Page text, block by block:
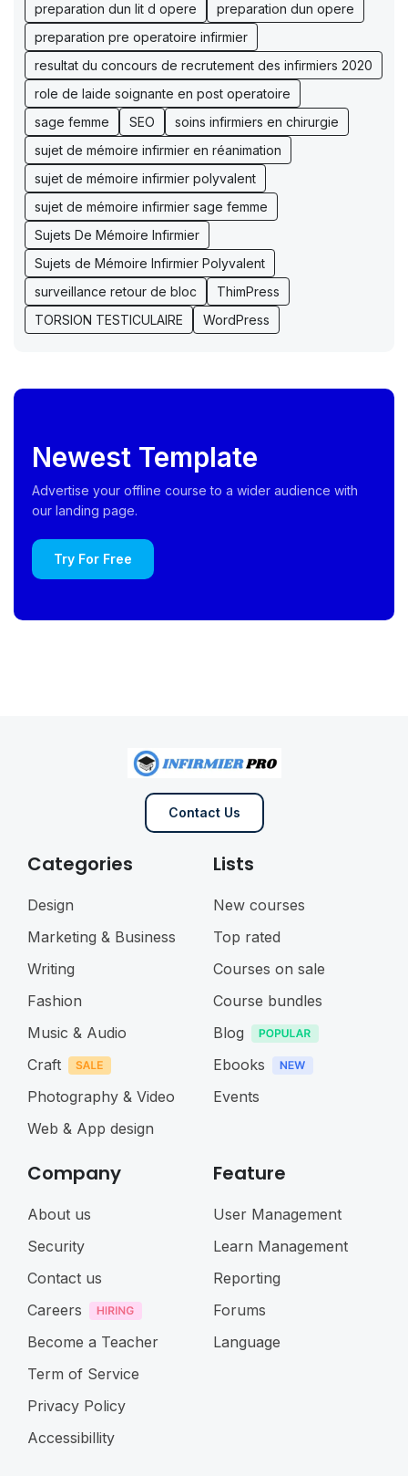
preparation dun lit d opere
preparation dun opere
preparation pre operatoire infirmier
resultat du concours de recrutement des infirmiers 2020
role de laide soignante en post operatoire
sage femme
SEO
soins infirmiers en chirurgie
sujet de mémoire infirmier en réanimation
sujet de mémoire infirmier polyvalent
sujet de mémoire infirmier sage femme
Sujets De Mémoire Infirmier
Sujets de Mémoire Infirmier Polyvalent
surveillance retour de bloc
ThimPress
TORSION TESTICULAIRE
WordPress
Newest Template
Advertise your offline course to a wider audience with
our landing page.
Try For Free
Contact Us
Categories
Design
Marketing & Business
Writing
Fashion
Music & Audio
Craft
Photography & Video
Web & App design
Lists
New courses
Top rated
Courses on sale
Course bundles
Blog
Ebooks
Events
Company
About us
Security
Contact us
Careers
Become a Teacher
Term of Service
Privacy Policy
Accessibillity
Feature
User Management
Learn Management
Reporting
Forums
Language